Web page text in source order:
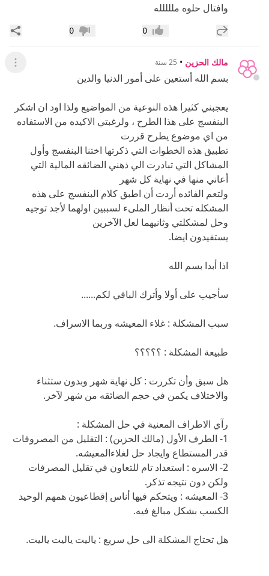
وافتال حلوه مللللله
إضافة رد جديد إعجاب0 عدم إعجاب
0
مالك الحزين • 25 سنة عرض
بسم الله أستعين على أمور الدنيا والدين
يعجبني كثيرا هذه النوعية من المواضيع ولذا اود ان اشكر
البنفسج على هذا الطرح ، ولرغبتي الاكيده من الاستفاده
من اي موضوع يطرح قررت
تطبيق هذه الخطوات التي ذكرتها اختنا البنفسج وأول
المشاكل التي تبادرت الي ذهني الضائقه المالية التي
أعاني منها في نهاية كل شهر
ولتعم الفائده أردت أن اطبق كلام البنفسج على هذه
المشكله تحت أنظار الملىء لسببين اولهما لأجد توجيه
وحل لمشكلتي وثانيهما لعل الآخرين
يستفيدون ايضا.
اذا أبدا بسم الله
سأجيب على أولا وأترك الباقي لكم......
سبب المشكلة : غلاء المعيشه وربما الاسراف.
طبيعة المشكلة : ؟؟؟؟؟
هل سبق وأن تكررت : كل نهاية شهر وبدون ستثناء
والاختلاف يكمن في حجم الضائقه من شهر لآخر.
رآي الاطراف المعنية في حل المشكلة :
1- الطرف الأول (مالك الحزين) : التقليل من المصروفات
قدر المستطاع وايجاد حل لغلاءالمعيشه.
2- الاسره : استعداد تام للتعاون في تقليل المصرفات
ولكن دون نتيجه تذكر.
3- المعيشه : ويتحكم فيها أناس إقطاعيون همهم الوحيد
الكسب بشكل مبالغ فيه.
هل تحتاج المشكلة الى حل سريع : ياليت ياليت ياليت.